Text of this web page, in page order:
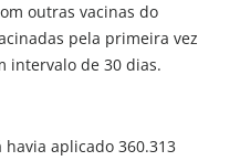
outras vacinas do
pela primeira vez
intervalo de 30 dias.
aplicado 360.313